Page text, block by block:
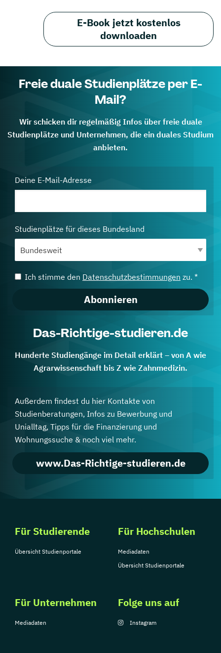
E-Book jetzt kostenlos
downloaden
Freie duale Studienplätze per E-
Mail?
Wir schicken dir regelmäßig Infos über freie duale
Studienplätze und Unternehmen, die ein duales Studium
anbieten.
Deine E-Mail-Adresse
Studienplätze für dieses Bundesland
Ich stimme den Datenschutzbestimmungen zu. *
Abonnieren
Das-Richtige-studieren.de
Hunderte Studiengänge im Detail erklärt – von A wie
Agrarwissenschaft bis Z wie Zahnmedizin.
Außerdem findest du hier Kontakte von
Studienberatungen, Infos zu Bewerbung und
Unialltag, Tipps für die Finanzierung und
Wohnungssuche & noch viel mehr.
www.Das-Richtige-studieren.de
Für Studierende
Übersicht Studienportale
Für Hochschulen
Mediadaten
Übersicht Studienportale
Für Unternehmen
Mediadaten
Folge uns auf
Instagram